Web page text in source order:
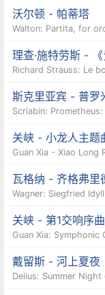
沃尔顿 - 帕蒂塔
Walton: Partita, for
理查·施特劳斯 -
Richard Strauss: Le
斯克里亚宾 - 普罗
Scriabin:
关峡 - 小龙人主题
Guan Xia - Xiao Long
瓦格纳 - 齐格弗里
Wagner: Siegfried
关峡 - 第1交响序曲
Guan Xia: Symphonic
戴留斯 - 河上夏夜
Delius: Summer Night